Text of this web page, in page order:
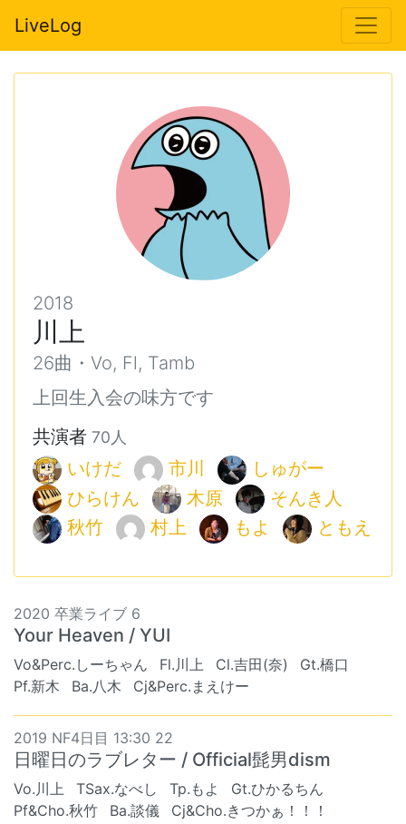
LiveLog
2018
川上
26曲・Vo, Fl, Tamb
上回生入会の味方です
共演者 70人
いけだ 市川
しゅがー
ひらけん
木原
そんき人
秋竹
村上 もよ ともえ
2020 卒業ライブ 6
Your Heaven / YUI
Vo&Perc.しーちゃん Fl.川上 Cl.吉田(奈)
Gt.橋口
Pf.新木
Ba.八木 Cj&Perc.まえけー
2019 NF4日目 13:30 22
日曜日のラブレター / Official髭男dism
Vo.川上 TSax.なべし Tp.もよ
Gt.ひかるちん
Pf&Cho.秋竹
Ba.談儀
Cj&Cho.きつかぁ！！！